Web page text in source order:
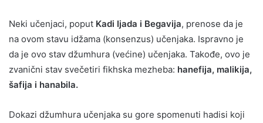
Neki učenjaci, poput Kadi Ijada i Begavija, prenose da je
na ovom stavu idžama (konsenzus) učenjaka. Ispravno je
da je ovo stav džumhura (većine) učenjaka. Takođe, ovo je
zvanični stav svečetiri fikhska mezheba: hanefija, malikija,
šafija i hanabila.
Dokazi džumhura učenjaka su gore spomenuti hadisi koji